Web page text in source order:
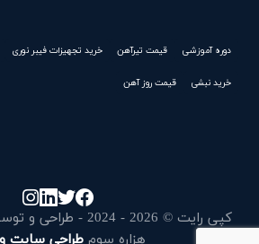
دوره آموزشی قیمت تیرآهن خرید تجهیزات فیبر نوری
خرید نبشی قیمت روز آهن
هزاره سومطراحی سایت